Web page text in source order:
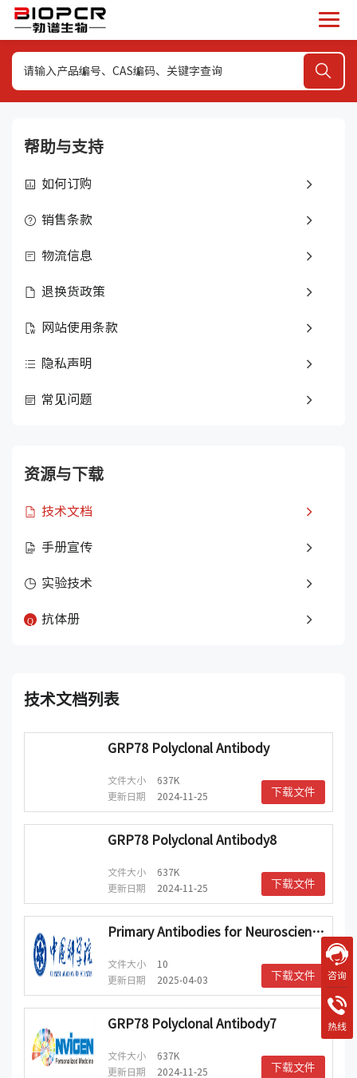
帮助与支持
如何订购
销售条款
物流信息
退换货政策
网站使用条款
隐私声明
常见问题
资源与下载
技术文档
手册宣传
实验技术
抗体册
技术文档列表
GRP78 Polyclonal Antibody
文件大小
637K
更新日期
2024-11-25 下载文件
GRP78 Polyclonal Antibody8
文件大小
637K
更新日期
2024-11-25 下载文件
Primary Antibodies for Neuroscience Research
文件大小
10
更新日期
2025-04-03 下载文件
GRP78 Polyclonal Antibody7
文件大小
637K
更新日期
2024-11-25 下载文件
咨询
热线